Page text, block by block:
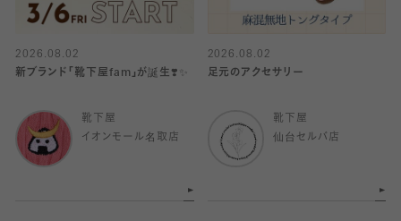
2026.08.02
新ブランド「靴下屋fam」が誕生❣️✨
靴下屋
イオンモール名取店
2026.08.02
足元のアクセサリー
靴下屋
仙台セルバ店